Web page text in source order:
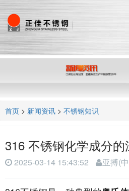
首页 > 新闻资讯 > 不锈钢知识
316 不锈钢化学成分
2025-03-14 15:43:52 亚搏(